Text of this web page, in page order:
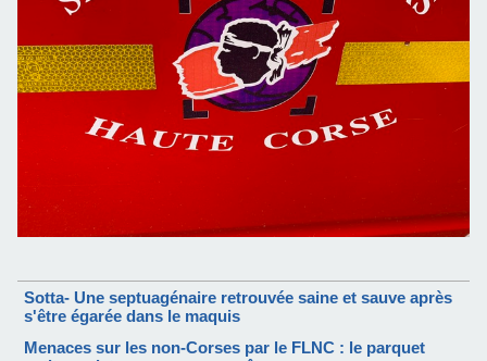
Sotta- Une septuagénaire retrouvée saine et sauve après
s'être égarée dans le maquis
Menaces sur les non-Corses par le FLNC : le parquet